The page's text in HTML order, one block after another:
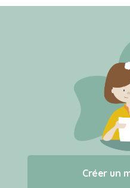
Créer
Qui
Créer un